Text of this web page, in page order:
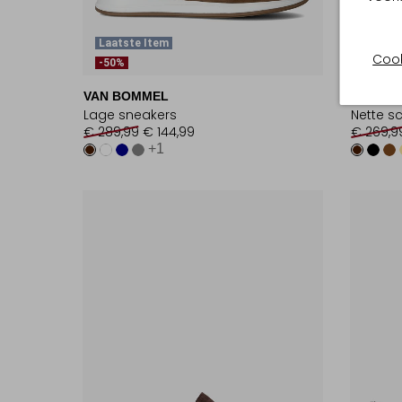
Laatste Item
-50%
VAN BOMMEL
Lage sneakers
€ 289,99 € 144,99
+1
-30%
Nette
€